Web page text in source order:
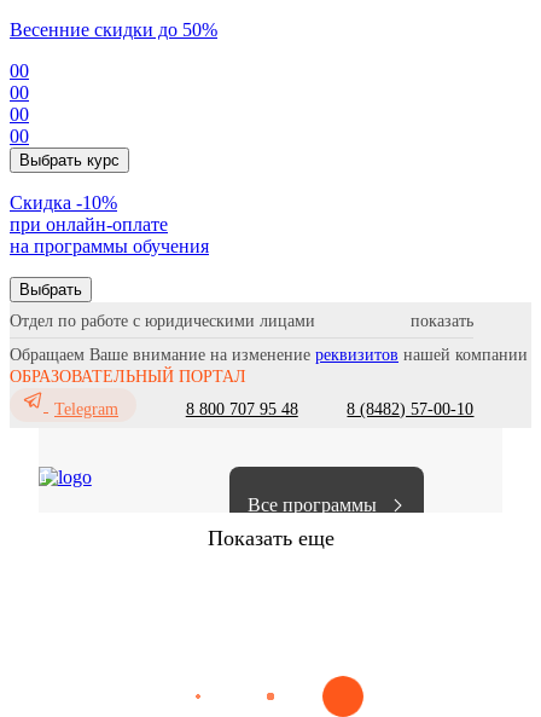
Весенние скидки до 50%
00
00
00
00
Выбрать курс
Cкидка -10%
при онлайн-оплате
на программы обучения
Выбрать
Отдел по работе с юридическими лицами
Обращаем Ваше внимание на изменение реквизитов нашей компании
ОБРАЗОВАТЕЛЬНЫЙ ПОРТАЛ
Telegram
8 800 707 95 48 8 (8482) 57-00-10
Все программы
Показать еще
Эпидемиология Медицинская помощь
Выберите направление